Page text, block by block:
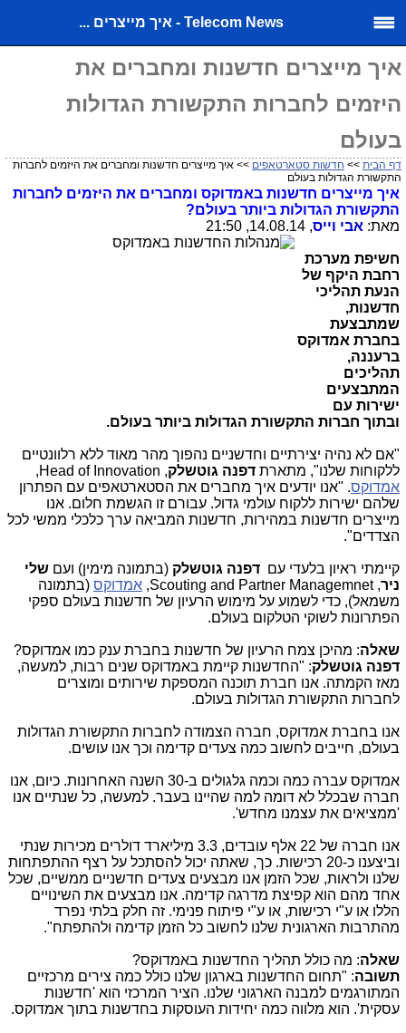
Telecom News - איך מייצרים ...
איך מייצרים חדשנות ומחברים את
היזמים לחברות התקשורת הגדולות
בעולם
דף הבית >> חדשות סטארטאפים >> איך מייצרים חדשנות ומחברים את היזמים לחברות
התקשורת הגדולות בעולם
איך מייצרים חדשנות באמדוקס ומחברים את היזמים לחברות
התקשורת הגדולות ביותר בעולם?
מאת: אבי וייס, 14.08.14, 21:50
חשיפת מערכת
רחבת היקף של
הנעת תהליכי
חדשנות,
שמתבצעת
בחברת אמדוקס
ברעננה,
תהליכים
המתבצעים
ישירות עם
ובתוך חברות התקשורת הגדולות ביותר בעולם.
"אם לא נהיה יצירתיים וחדשניים נהפוך מהר מאוד ללא רלוונטיים
ללקוחות שלנו", מתארת דפנה גוטשלק,
Head of Innovation
,
אמדוקס. "אנו יודעים איך מחברים את הסטארטאפים עם הפתרון
שלהם ישירות ללקוח עולמי גדול. עבורם זו הגשמת חלום. אנו
מייצרים חדשנות במהירות, חדשנות המביאה ערך כלכלי ממשי לכל
הצדדים".
קיימתי ראיון בלעדי עם דפנה גוטשלק (בתמונה מימין) ועם שלי
ניר,
Scouting and Partner Managemnet
, אמדוקס (בתמונה
משמאל), כדי לשמוע על מימוש הרעיון של חדשנות בעולם ספקי
הפתרונות לשוקי הטלקום בעולם.
שאלה: מהיכן צמח הרעיון של חדשנות בחברת ענק כמו אמדוקס?
דפנה גוטשלק: "החדשנות קיימת באמדוקס שנים רבות, למעשה,
מאז הקמתה. אנו חברת תוכנה המספקת שירותים ומוצרים
לחברות התקשורת הגדולות בעולם.
אנו בחברת אמדוקס, חברה הצמודה לחברות התקשורת הגדולות
בעולם, חייבים לחשוב כמה צעדים קדימה וכך אנו עושים.
אמדוקס עברה כמה וכמה גלגולים ב-30 השנה האחרונות. כיום, אנו
חברה שבכלל לא דומה למה שהיינו בעבר. למעשה, כל שנתיים אנו
'ממציאים את עצמנו מחדש'.
אנו חברה של 22 אלף עובדים, 3.3 מיליארד דולרים מכירות שנתי
וביצענו כ-20 רכישות. כך, שאתה יכול להסתכל על רצף ההתפתחות
שלנו ולראות, שכל הזמן אנו מבצעים צעדים חדשניים ממשיים, שכל
אחד מהם הוא קפיצת מדרגה קדימה. אנו מבצעים את השינויים
הללו או ע"י רכישות, או ע"י פיתוח פנימי. זה חלק בלתי נפרד
מהתרבות הארגונית שלנו לחשוב כל הזמן קדימה ולהתפתח".
שאלה: מה כולל תהליך החדשנות באמדוקס?
תשובה: "תחום החדשנות בארגון שלנו כולל כמה צירים מרכזיים
המתורגמים למבנה הארגוני שלנו. הציר המרכזי הוא 'חדשנות
עסקית'. הוא מלווה כמה יחידות העוסקות בחדשנות בתוך אמדוקס.